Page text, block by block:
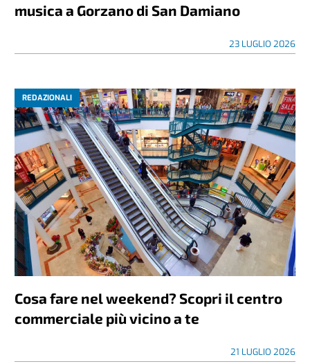
musica a Gorzano di San Damiano
23 LUGLIO 2026
REDAZIONALI
Cosa fare nel weekend? Scopri il centro
commerciale più vicino a te
21 LUGLIO 2026